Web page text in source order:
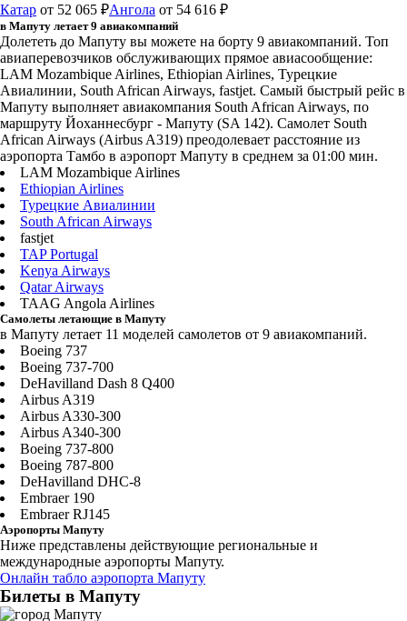
Катар от 52 065 ₽Ангола от 54 616 ₽
в Мапуту летает 9 авиакомпаний
Долететь до Мапуту вы можете на борту 9 авиакомпаний. Топ
авиаперевозчиков обслуживающих прямое авиасообщение:
LAM Mozambique Airlines, Ethiopian Airlines, Турецкие
Авиалинии, South African Airways, fastjet. Самый быстрый рейс в
Мапуту выполняет авиакомпания South African Airways, по
маршруту Йоханнесбург - Мапуту (SA 142). Самолет South
African Airways (Airbus A319) преодолевает расстояние из
аэропорта Тамбо в аэропорт Мапуту в среднем за 01:00 мин.
LAM Mozambique Airlines
Ethiopian Airlines
Турецкие Авиалинии
South African Airways
fastjet
TAP Portugal
Kenya Airways
Qatar Airways
TAAG Angola Airlines
Самолеты летающие в Мапуту
в Мапуту летает 11 моделей самолетов от 9 авиакомпаний.
Boeing 737
Boeing 737-700
DeHavilland Dash 8 Q400
Airbus A319
Airbus A330-300
Airbus A340-300
Boeing 737-800
Boeing 787-800
DeHavilland DHC-8
Embraer 190
Embraer RJ145
Аэропорты Мапуту
Ниже представлены действующие региональные и
международные аэропорты Мапуту.
Онлайн табло аэропорта Мапуту
Билеты в Мапуту